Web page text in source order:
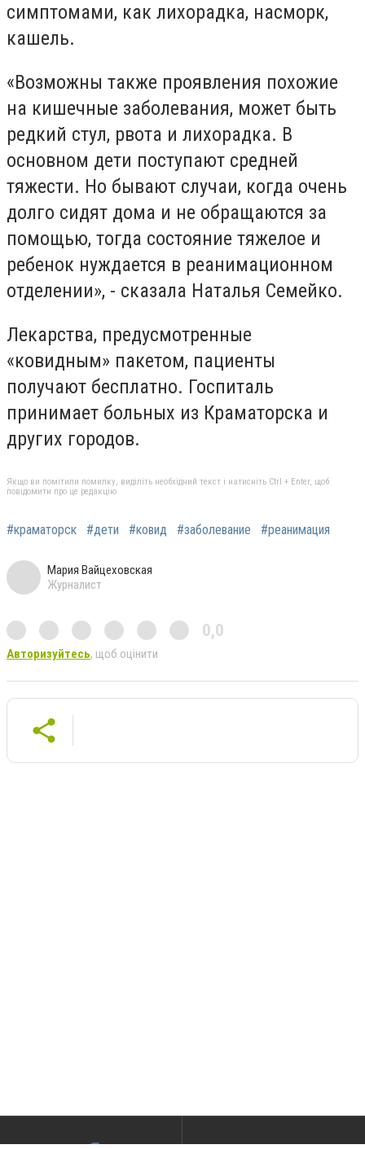
симптомами, как лихорадка, насморк,
кашель.
«Возможны также проявления похожие
на кишечные заболевания, может быть
редкий стул, рвота и лихорадка. В
основном дети поступают средней
тяжести. Но бывают случаи, когда очень
долго сидят дома и не обращаются за
помощью, тогда состояние тяжелое и
ребенок нуждается в реанимационном
отделении», - сказала Наталья Семейко.
Лекарства, предусмотренные
«ковидным» пакетом, пациенты
получают бесплатно. Госпиталь
принимает больных из Краматорска и
других городов.
Якщо ви помітили помилку, виділіть необхідний текст і натисніть Ctrl + Enter, щоб
повідомити про це редакцію
#краматорск #дети #ковид #заболевание #реанимация
Мария Вайцеховская
Журналист
0,0
Авторизуйтесь, щоб оцінити